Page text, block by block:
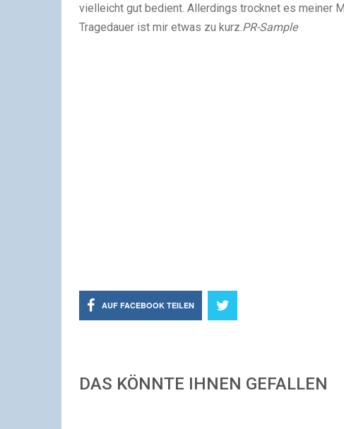
vielleicht gut bedient. Allerdings trocknet es meiner
Tragedauer ist mir etwas zu kurz. PR-Sample
AUF FACEBOOK TEILEN
DAS KÖNNTE IHNEN GEFALLEN